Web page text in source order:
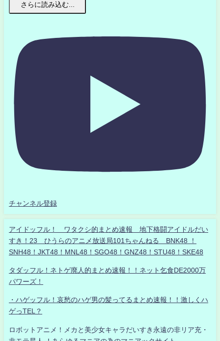
さらに読み込む...
チャンネル登録
アイドッフル！ ワタクシ的まとめ速報 地下格闘アイドルだい
すき！23 ひうらのアニメ放送局101ちゃんねる BNK48 ！
SNH48！JKT48！MNL48！SGO48！GNZ48！STU48！SKE48
タダッフル！ネトゲ廃人的まとめ速報！！ネット乞食DE2000万
パワーズ！
・ハゲッフル！哀愁のハゲ男の髪ってるまとめ速報！！激しくハ
ゲっTEL？
ロボットアニメ！メカと美少女キャラだいすき永遠の非リア充・